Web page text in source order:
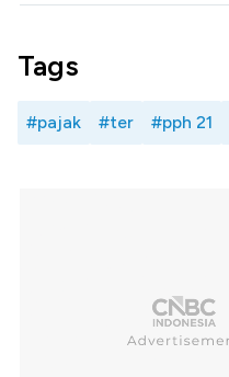
Tags
#pajak #ter #pph 21